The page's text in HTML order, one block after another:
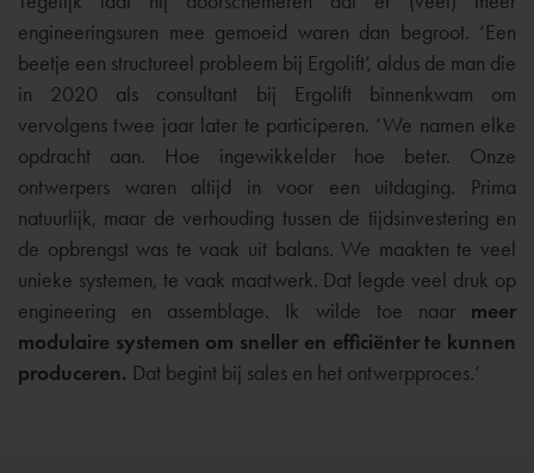
engineeringsuren mee gemoeid waren dan begroot. ‘Een
beetje een structureel probleem bij Ergolift’, aldus de man die
in 2020 als consultant bij Ergolift binnenkwam om
vervolgens twee jaar later te participeren. ‘We namen elke
opdracht aan. Hoe ingewikkelder hoe beter. Onze
ontwerpers waren altijd in voor een uitdaging. Prima
natuurlijk, maar de verhouding tussen de tijdsinvestering en
de opbrengst was te vaak uit balans. We maakten te veel
unieke systemen, te vaak maatwerk. Dat legde veel druk op
engineering en assemblage. Ik wilde toe naar meer
modulaire systemen om sneller en efficiënter te kunnen
produceren. Dat begint bij sales en het ontwerpproces.’